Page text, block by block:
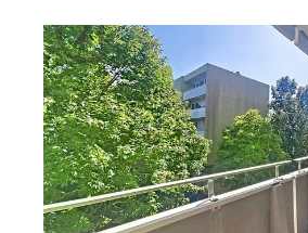
REIMS 51
71 m2, 4 pièces
Ref : 18452
Appartement T3 à vendre
184 000 €
Visiter le site dédié